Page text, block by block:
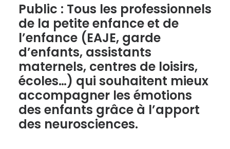
Public : Tous les professionnels
de la petite enfance et de
l’enfance (EAJE, garde
d’enfants, assistants
maternels, centres de loisirs,
écoles…) qui souhaitent mieux
accompagner les émotions
des enfants grâce à l’apport
des neurosciences.